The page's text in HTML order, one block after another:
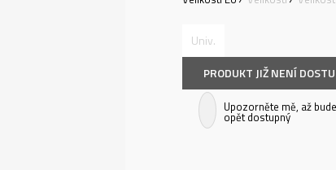
Univ.
PRODUKT JIŽ NENÍ
Upozorněte mě, až
opět dostupný